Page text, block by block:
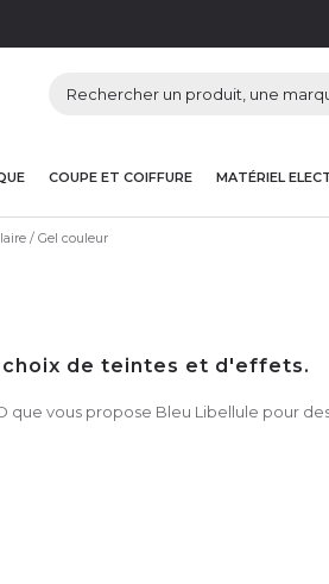
COUPE ET COIFFURE MATÉRIEL
Gel couleur
choix de teintes et d'effets.
vous propose Bleu Libellule pour